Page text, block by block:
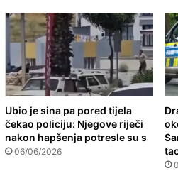
Ubio je sina pa pored tijela
čekao policiju: Njegove riječi
nakon hapšenja potresle su s
06/06/2026